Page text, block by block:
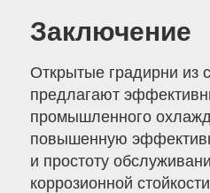
Заключение
Открытые градирни из
предлагают
промышленного
повышенную
и простоту
коррозионной